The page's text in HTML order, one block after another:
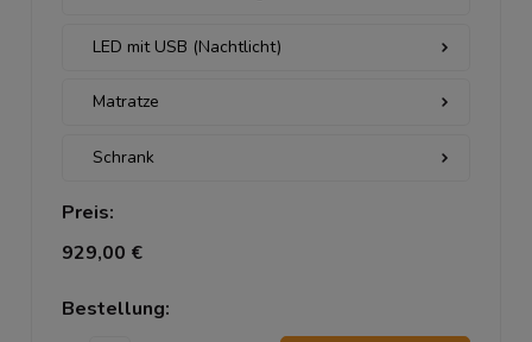
Preis:
929,00 €
Bestellung: